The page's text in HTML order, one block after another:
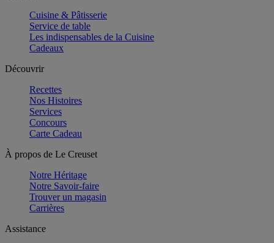
Cuisine & Pâtisserie
Service de table
Les indispensables de la Cuisine
Cadeaux
Découvrir
Recettes
Nos Histoires
Services
Concours
Carte Cadeau
À propos de Le Creuset
Notre Héritage
Notre Savoir-faire
Trouver un magasin
Carrières
Assistance